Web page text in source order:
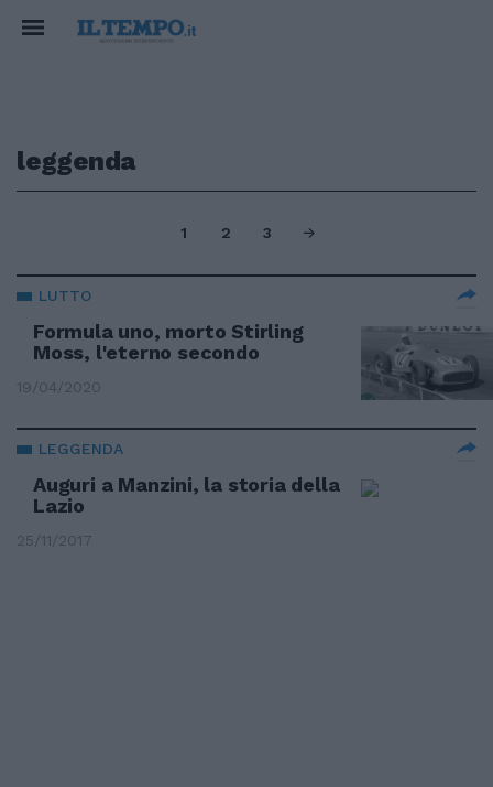
leggenda
1 2 3
LUTTO
Formula uno, morto Stirling
Moss, l'eterno secondo
19/04/2020
LEGGENDA
Auguri a Manzini, la storia della
Lazio
25/11/2017